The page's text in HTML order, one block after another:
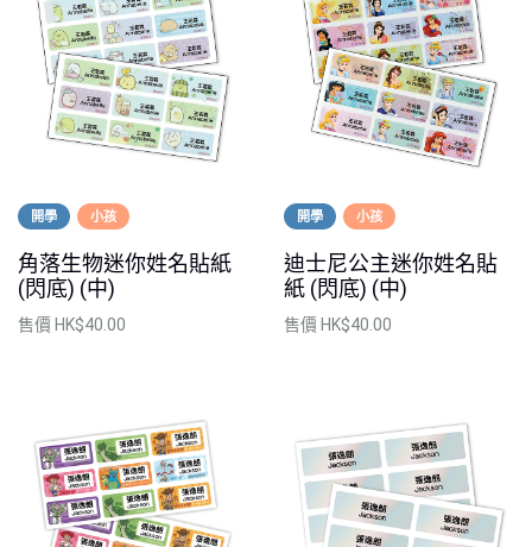
開學 小孩
角落生物迷你姓名貼紙
(閃底) (中)
售價 HK$40.00
開學 小孩
迪士尼公主迷你姓名貼
紙 (閃底) (中)
售價 HK$40.00